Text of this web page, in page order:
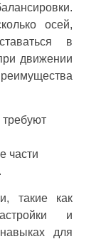
осей,
в
движении
требуют
части
такие как
и
для